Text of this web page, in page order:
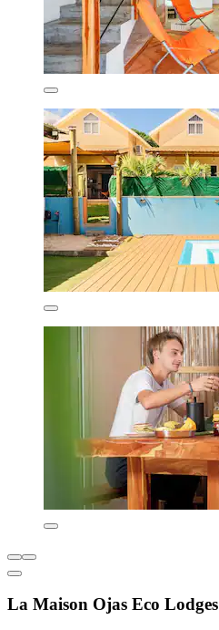
La Maison Ojas Eco Lodges